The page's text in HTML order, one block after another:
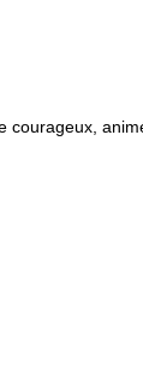
courageux,